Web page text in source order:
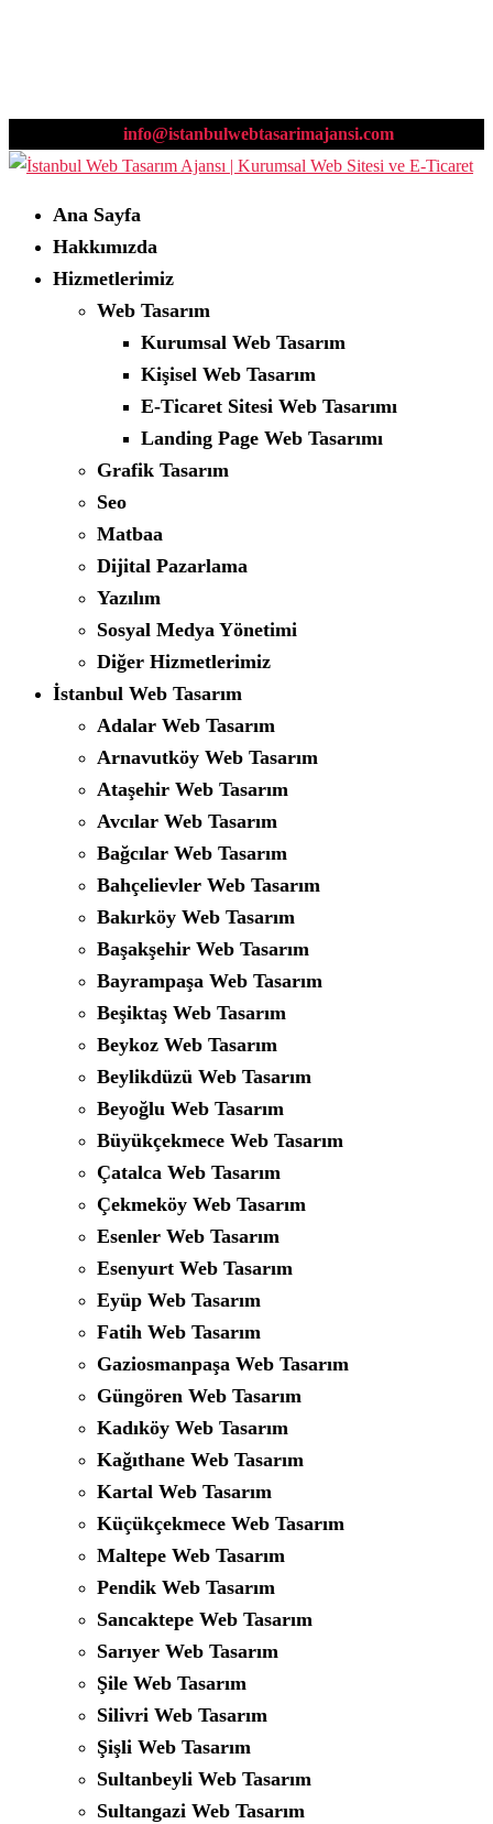
info@istanbulwebtasarimajansi.com
Ana Sayfa
Hakkımızda
Hizmetlerimiz
Web Tasarım
Kurumsal Web Tasarım
Kişisel Web Tasarım
E-Ticaret Sitesi Web Tasarımı
Landing Page Web Tasarımı
Grafik Tasarım
Seo
Matbaa
Dijital Pazarlama
Yazılım
Sosyal Medya Yönetimi
Diğer Hizmetlerimiz
İstanbul Web Tasarım
Adalar Web Tasarım
Arnavutköy Web Tasarım
Ataşehir Web Tasarım
Avcılar Web Tasarım
Bağcılar Web Tasarım
Bahçelievler Web Tasarım
Bakırköy Web Tasarım
Başakşehir Web Tasarım
Bayrampaşa Web Tasarım
Beşiktaş Web Tasarım
Beykoz Web Tasarım
Beylikdüzü Web Tasarım
Beyoğlu Web Tasarım
Büyükçekmece Web Tasarım
Çatalca Web Tasarım
Çekmeköy Web Tasarım
Esenler Web Tasarım
Esenyurt Web Tasarım
Eyüp Web Tasarım
Fatih Web Tasarım
Gaziosmanpaşa Web Tasarım
Güngören Web Tasarım
Kadıköy Web Tasarım
Kağıthane Web Tasarım
Kartal Web Tasarım
Küçükçekmece Web Tasarım
Maltepe Web Tasarım
Pendik Web Tasarım
Sancaktepe Web Tasarım
Sarıyer Web Tasarım
Şile Web Tasarım
Silivri Web Tasarım
Şişli Web Tasarım
Sultanbeyli Web Tasarım
Sultangazi Web Tasarım